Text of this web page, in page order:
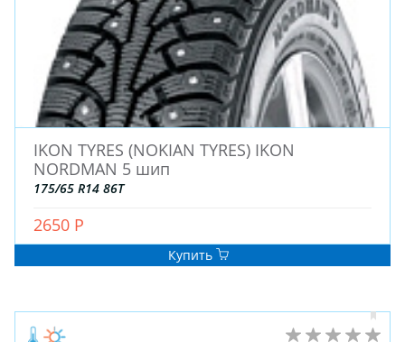
IKON TYRES (NOKIAN TYRES) IKON
NORDMAN 5 шип
175/65 R14 86T
2650 Р
Купить